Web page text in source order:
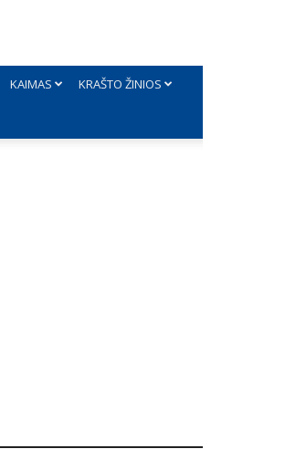
KAIMAS KRAŠTO ŽINIOS